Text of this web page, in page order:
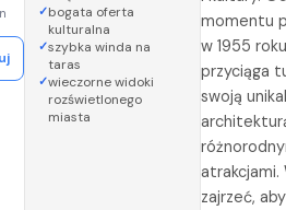
bogata oferta
kulturalna
szybka winda na
taras
wieczorne widoki
rozświetlonego
miasta
momentu
w 1955 roku
przyciąga
swoją
zajrzeć,